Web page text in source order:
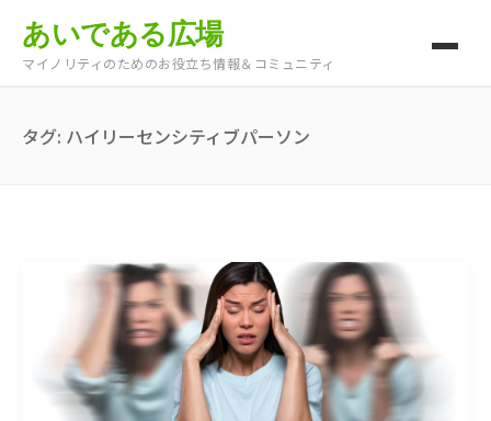
あいである広場
マイノリティのためのお役立ち情報＆コミュニティ
タグ: ハイリーセンシティブパーソン